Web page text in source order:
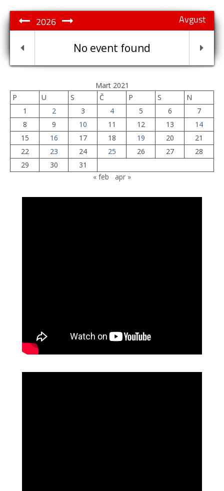
Avgust
2026
No event found
Mart 2021
P
U S Č P S
N
1
2 3 4 5 6
7
8
9 10 11 12 13
14
15
16 17 18 19 20
21
22
23 24 25 26 27
28
29
30
31
« feb
apr »